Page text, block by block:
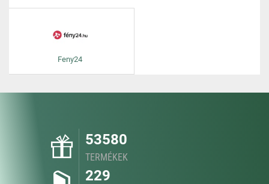
Feny24
53580
TERMÉKEK
229